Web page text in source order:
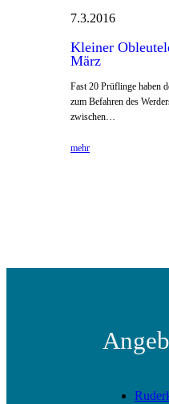
7.3.2016
Kleiner
März
Fast 20 Prüflinge haben
zum Befahren des
zwischen…
mehr